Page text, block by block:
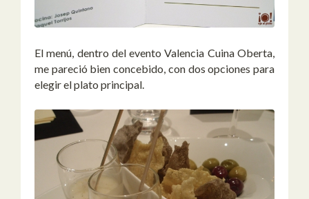
El menú, dentro del evento Valencia Cuina Oberta,
me pareció bien concebido, con dos opciones para
elegir el plato principal.